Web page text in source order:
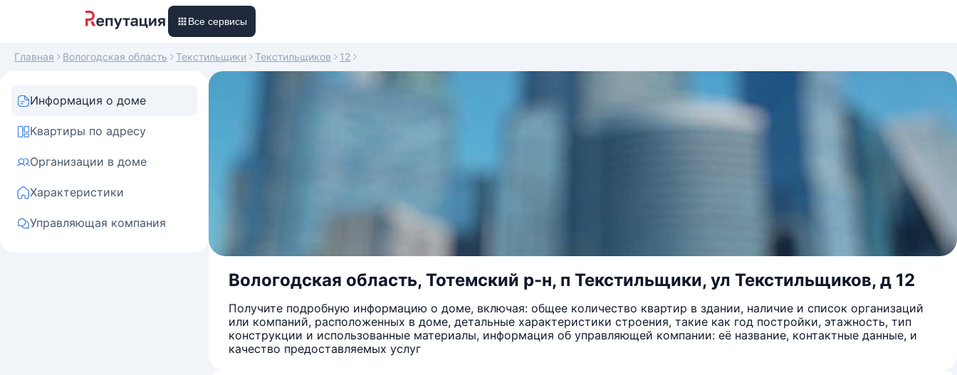
Все сервисы
Главная Вологодская область Текстильщики Текстильщиков 12
Информация о доме
Квартиры по адресу
Организации в доме
Характеристики
Управляющая компания
Вологодская область, Тотемский р-н, п Текстильщики, ул Текстильщиков, д 12
Получите подробную информацию о доме, включая: общее количество квартир в здании, наличие и список организаций
или компаний, расположенных в доме, детальные характеристики строения, такие как год постройки, этажность, тип
конструкции и использованные материалы, информация об управляющей компании: её название, контактные данные, и
качество предоставляемых услуг